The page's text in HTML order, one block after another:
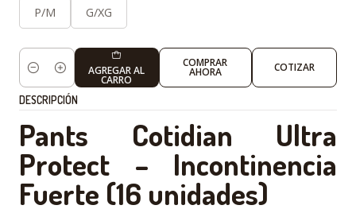
P/M
G/XG
Cantidad AGREGAR AL
CARRO
COMPRAR
AHORA COTIZAR
DESCRIPCIÓN
Pants Cotidian Ultra
Protect – Incontinencia
Fuerte (16 unidades)